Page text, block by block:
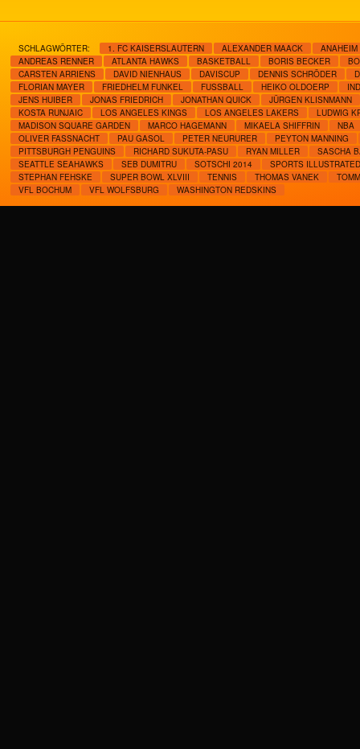
SCHLAGWÖRTER: 1. FC KAISERSLAUTERN ALEXANDER MAACK
ANAHEIM
ANDREAS RENNER
ATLANTA HAWKS BASKETBALL BORIS BECKER
CARSTEN ARRIENS
DAVID NIENHAUS DAVISCUP DENNIS SCHRÖDER
FLORIAN MAYER
FRIEDHELM FUNKEL FUSSBALL HEIKO OLDOERP
JENS HUIBER
JONAS FRIEDRICH JONATHAN QUICK
JÜRGEN KLISNMANN
KOSTA RUNJAIC
LOS ANGELES KINGS LOS ANGELES LAKERS
LUDWIG
MADISON SQUARE GARDEN
MARCO HAGEMANN MIKAELA SHIFFRIN
NBA
OLIVER FASSNACHT
PAU GASOL PETER NEURURER
PEYTON MANNING
PITTSBURGH PENGUINS
RICHARD SUKUTA-PASU RYAN MILLER
SASCHA
SEATTLE SEAHAWKS
SEB DUMITRU SOTSCHI 2014
SPORTS ILLUSTRATED
STEPHAN FEHSKE
SUPER BOWL XLVIII TENNIS THOMAS VANEK
VFL BOCHUM
VFL WOLFSBURG WASHINGTON REDSKINS